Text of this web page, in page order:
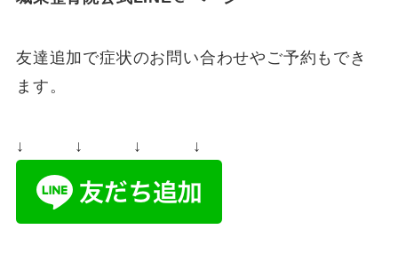
友達追加で症状のお問い合わせやご予約もでき
ます。
↓ ↓ ↓ ↓